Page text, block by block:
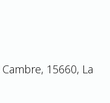
Cambre, 15660, La